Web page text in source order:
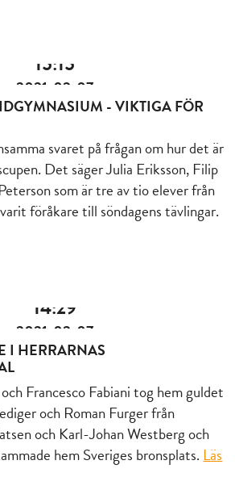
15:15
2021-02-07
- VIKTIGA FÖR
svaret på frågan om hur det är
Det säger Julia Eriksson, Filip
som är tre av tio elever från
föråkare till söndagens tävlingar.
14:29
2021-02-07
I HERRARNAS
Francesco Fabiani tog hem guldet
och Roman Furger från
och Karl-Johan Westberg och
hem Sveriges bronsplats. Läs